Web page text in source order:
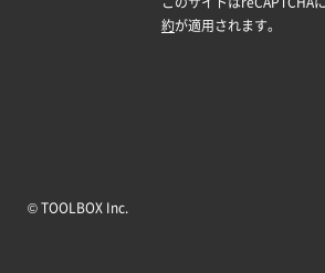
© TOOLBOX Inc.